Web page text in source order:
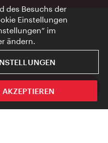
City Guide App
des Besuchs der
Einstellungen
im
ändern.